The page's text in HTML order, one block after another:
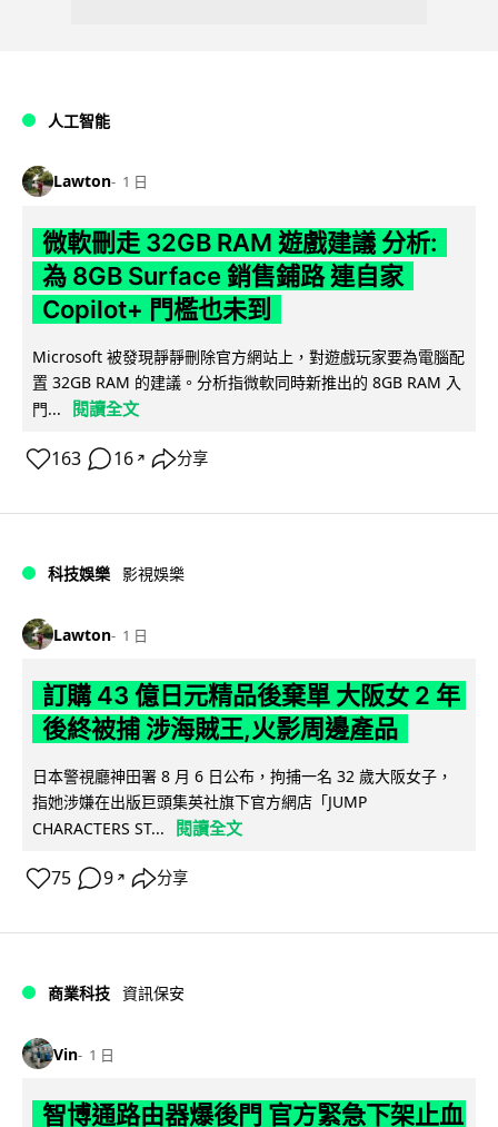
人工智能
Lawton 1 日
微軟刪走 32GB RAM 遊戲建議 分析:
為 8GB Surface 銷售鋪路 連自家
Copilot+ 門檻也未到
Microsoft 被發現靜靜刪除官方網站上，對遊戲玩家要為電腦配
置 32GB RAM 的建議。分析指微軟同時新推出的 8GB RAM 入
門...
閱讀全文
163 16 ↗ 分享
科技娛樂 影視娛樂
Lawton 1 日
訂購 43 億日元精品後棄單 大阪女 2 年
後終被捕 涉海賊王,火影周邊產品
日本警視廳神田署 8 月 6 日公布，拘捕一名 32 歲大阪女子，
指她涉嫌在出版巨頭集英社旗下官方網店「JUMP
CHARACTERS ST...
閱讀全文
75 9 ↗ 分享
商業科技 資訊保安
Vin 1 日
智博通路由器爆後門 官方緊急下架止血